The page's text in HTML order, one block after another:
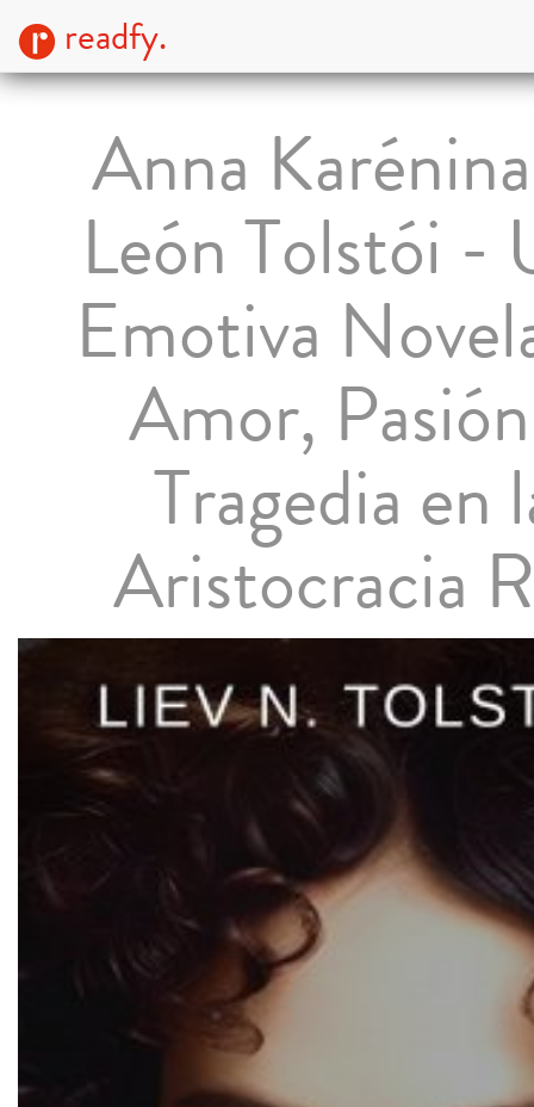
readfy.
Anna
León Tolstói -
Emotiva
Amor,
Tragedia en
Aristocracia